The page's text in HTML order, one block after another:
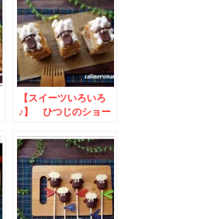
【スイーツいろいろ
♪】 ひつじのショー